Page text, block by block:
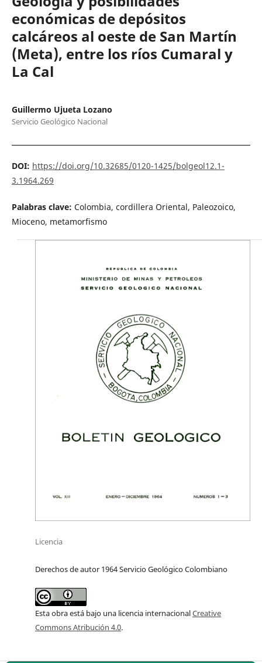
económicas de depósitos
calcáreos al oeste de San Martín
(Meta), entre los ríos Cumaral y
La Cal
Guillermo Ujueta Lozano
Servicio Geológico Nacional
DOI: https://doi.org/10.32685/0120-1425/bolgeol12.1-
3.1964.269
Palabras clave: Colombia, cordillera Oriental, Paleozoico,
Mioceno, metamorfismo
Licencia
Derechos de autor 1964 Servicio Geológico Colombiano
Esta obra está bajo una licencia internacionalCreative
Commons Atribución 4.0.